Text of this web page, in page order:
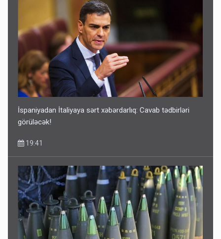
Kartdan karta istədiyiniz qədər köçürmə edə bilərsiniz -
VİDEO
11:06
İspaniyadan İtaliyaya sərt xəbərdarlıq: Cavab tədbirləri
görüləcək!
19:41